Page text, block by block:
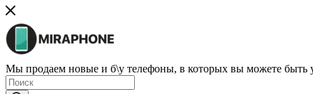
Мы продаем новые и б\у телефоны, в которых вы можете быть